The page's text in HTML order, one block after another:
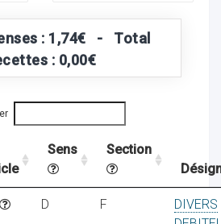
: 1,74€ - Total
: 0,00€
Sens
Section
D F
DIVERS